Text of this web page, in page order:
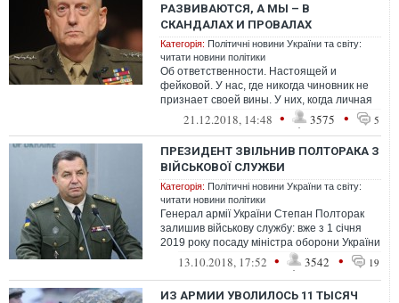
РАЗВИВАЮТСЯ, А МЫ – В
СКАНДАЛАХ И ПРОВАЛАХ
Категорія: Політичні новини України та світу:
читати новини політики
Об ответственности. Настоящей и
фейковой. У нас, где никогда чиновник не
признает своей вины. У них, когда личная
репутация превыше всего...
21.12.2018, 14:48 • 3575 • 5
ПРЕЗИДЕНТ ЗВІЛЬНИВ ПОЛТОРАКА З
ВІЙСЬКОВОЇ СЛУЖБИ
Категорія: Політичні новини України та світу:
читати новини політики
Генерал армії України Степан Полторак
залишив військову службу: вже з 1 січня
2019 року посаду міністра оборони України
має займати цивільна особа.
13.10.2018, 17:52 • 3542 • 19
ИЗ АРМИИ УВОЛИЛОСЬ 11 ТЫСЯЧ